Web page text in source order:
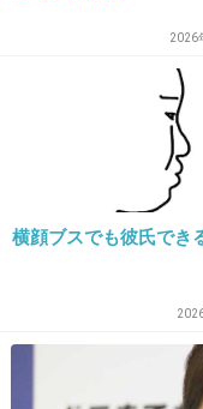
2013/12/04(水) 14:08:14
そんな驚かない。
結婚当初から離
番組で離婚って
2026
横顔ブスでも彼氏でき